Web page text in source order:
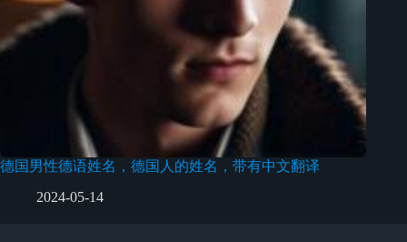
德国男性德语姓名，德国人的姓名，带有中文翻译
2024-05-14